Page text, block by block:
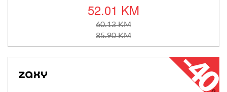
52.01 KM
60.13 KM
85.90 KM